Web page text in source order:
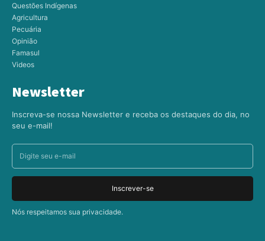
Questões Indígenas
Agricultura
Pecuária
Opinião
Famasul
Videos
Newsletter
Inscreva-se nossa Newsletter e receba os destaques do dia, no
seu e-mail!
Inscrever-se
Nós respeitamos sua privacidade.